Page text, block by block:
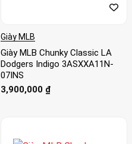
Giày MLB
Giày MLB Chunky Classic LA
Dodgers Indigo 3ASXXA11N-
07INS
3,900,000 ₫